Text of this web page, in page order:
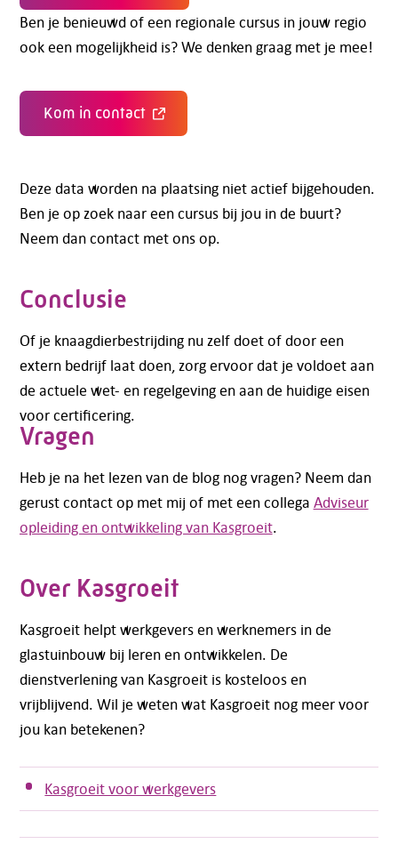
Ben je benieuwd of een regionale cursus in jouw regio
ook een mogelijkheid is? We denken graag met je mee!
Kom in contact
Deze data worden na plaatsing niet actief bijgehouden.
Ben je op zoek naar een cursus bij jou in de buurt?
Neem dan contact met ons op.
Conclusie
Of je knaagdierbestrijding nu zelf doet of door een
extern bedrijf laat doen, zorg ervoor dat je voldoet aan
de actuele wet- en regelgeving en aan de huidige eisen
voor certificering.
Vragen
Heb je na het lezen van de blog nog vragen? Neem dan
gerust contact op met mij of met een collega Adviseur
opleiding en ontwikkeling van Kasgroeit.
Over Kasgroeit
Kasgroeit helpt werkgevers en werknemers in de
glastuinbouw bij leren en ontwikkelen. De
dienstverlening van Kasgroeit is kosteloos en
vrijblijvend. Wil je weten wat Kasgroeit nog meer voor
jou kan betekenen?
Kasgroeit voor werkgevers